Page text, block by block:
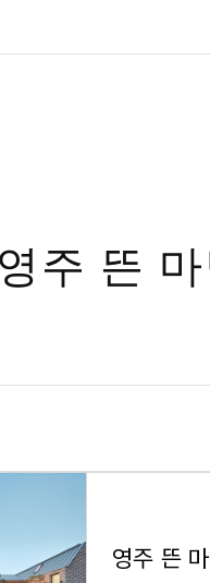
주 뜬
영주 뜬